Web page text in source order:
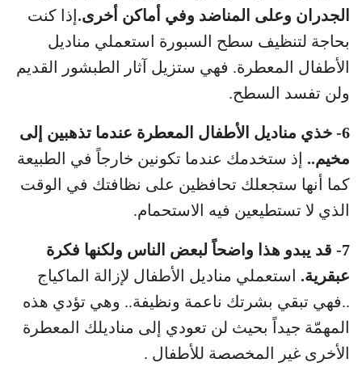
الجدران وعلى المناضد وفي أماكن أخرى. إذا كنت
بحاجة لتنظيف سطح السبورة استعملي مناديل
الأطفال المعطرة. فهي ستزيل آثار الطبشور القديم
ولن تفسد السطح.
6- خذي مناديل الأطفال المعطرة عندما تذهبين إلى
مخيم.. إذ ستخدمك عندما تكونين خارجاً في الطبيعة
كما أنها ستجعلك تحافظين على نظافتك في الوقت
الذي لا تستطيعين فيه الاستحمام.
7- قد يبدو هذا واضحاً لبعض الناس ولكنها فكرة
عبقرية. استعملي مناديل الأطفال لإزالة الماكياج
..فهي تبقي بشرتك ناعمة ونظيفة.. وهي تؤدي هذه
المهمّة جيداً بحيث لن تعودي إلى مناديلك المعطرة
الأخرى غير المخصصة للأطفال .